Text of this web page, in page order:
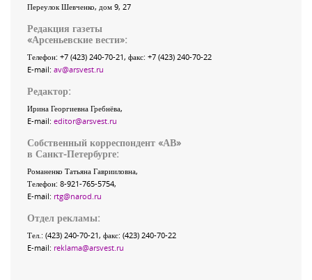
Переулок Шевченко, дом 9, 27
Редакция газеты
«Арсеньевские вести»:
Телефон: +7 (423) 240-70-21, факс: +7 (423) 240-70-22
E-mail: av@arsvest.ru
Редактор:
Ирина Георгиевна Гребнёва,
E-mail: editor@arsvest.ru
Собственный корреспондент «АВ»
в Санкт-Петербурге:
Романенко Татьяна Гаврииловна,
Телефон: 8-921-765-5754,
E-mail: rtg@narod.ru
Отдел рекламы:
Тел.: (423) 240-70-21, факс: (423) 240-70-22
E-mail: reklama@arsvest.ru